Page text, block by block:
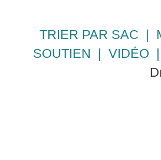
TRIER PAR SAC |
SOUTIEN | VIDÉO |